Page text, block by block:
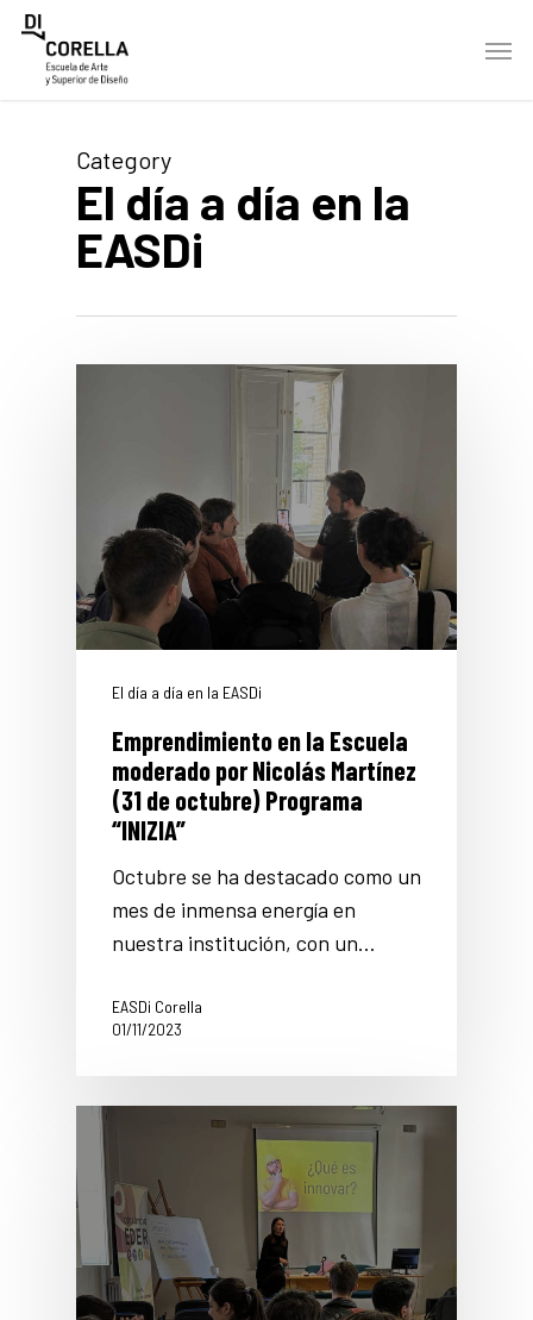
Skip
Menu
Category
El día a día en la
EASDi
El día a día en la EASDi
Emprendimiento en la Escuela
moderado por Nicolás Martínez
(31 de octubre) Programa
“INIZIA”
Octubre se ha destacado como un
mes de inmensa energía en
nuestra institución, con un…
EASDi Corella
01/11/2023